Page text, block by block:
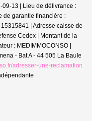
13 | Lieu de délivrance :
de garantie financière :
| Adresse caisse de
Cedex | Montant de la
: MEDIMMOCONSO |
- Bat A - 44 505 La Baule
adresser-une-reclamation